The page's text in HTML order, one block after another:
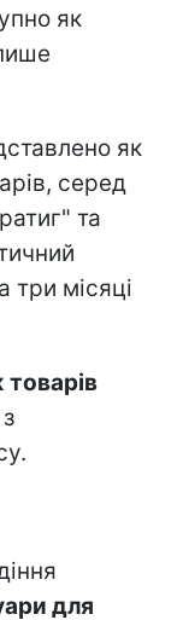
як
як
серед
та
три місяці
для